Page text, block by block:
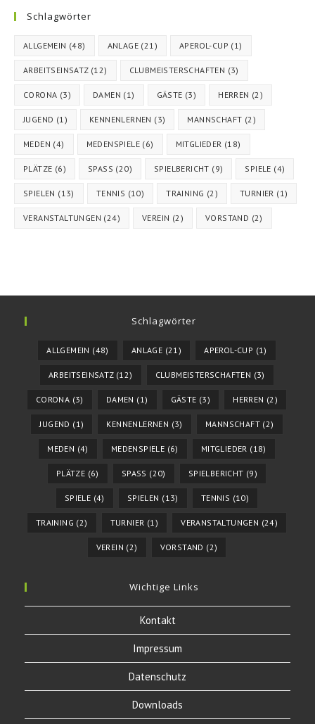
Schlagwörter
ALLGEMEIN (48) ANLAGE (21) APEROL-CUP (1)
ARBEITSEINSATZ(12) CLUBMEISTERSCHAFTEN (3)
CORONA (3) DAMEN (1) GÄSTE (3) HERREN (2)
JUGEND (1) KENNENLERNEN (3) MANNSCHAFT (2)
MEDEN (4) MEDENSPIELE (6) MITGLIEDER (18)
PLÄTZE (6) SPASS (20) SPIELBERICHT (9) SPIELE (4)
SPIELEN (13) TENNIS (10) TRAINING (2) TURNIER (1)
VERANSTALTUNGEN (24) VEREIN (2) VORSTAND (2)
Schlagwörter
ALLGEMEIN (48) ANLAGE (21) APEROL-CUP (1)
ARBEITSEINSATZ(12) CLUBMEISTERSCHAFTEN (3)
CORONA (3) DAMEN (1) GÄSTE (3) HERREN (2)
JUGEND (1) KENNENLERNEN (3) MANNSCHAFT(2)
MEDEN (4) MEDENSPIELE (6) MITGLIEDER (18)
PLÄTZE (6) SPASS (20) SPIELBERICHT (9)
SPIELE (4) SPIELEN (13) TENNIS (10)
TRAINING (2) TURNIER (1) VERANSTALTUNGEN (24)
VEREIN (2) VORSTAND (2)
Wichtige Links
Kontakt
Impressum
Datenschutz
Downloads